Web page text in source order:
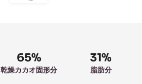
65%
乾燥カカオ固形分
31%
脂肪分